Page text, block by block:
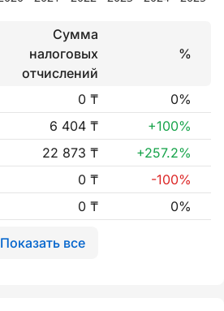
Сумма
налоговых
отчислений
%
0 ₸
0%
6 404 ₸
+100%
22 873 ₸
+257.2%
0 ₸
-100%
0 ₸ 0%
Показать все